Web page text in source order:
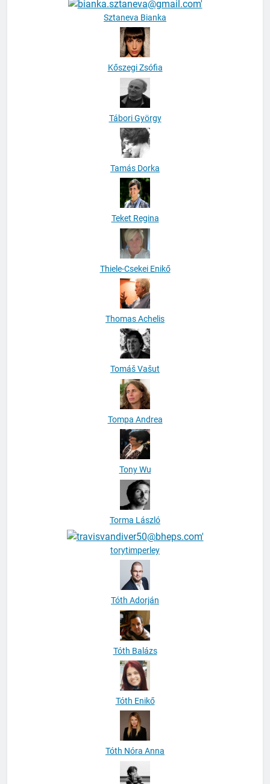
Kőszegi Zsófia
Tábori György
Tamás Dorka
Teket Regina
Thiele-Csekei Enikő
Thomas Achelis
Tomáš Vašut
Tompa Andrea
Tony Wu
Torma László
Tóth Adorján
Tóth Balázs
Tóth Enikő
Tóth Nóra Anna
Turóczi Ildikó